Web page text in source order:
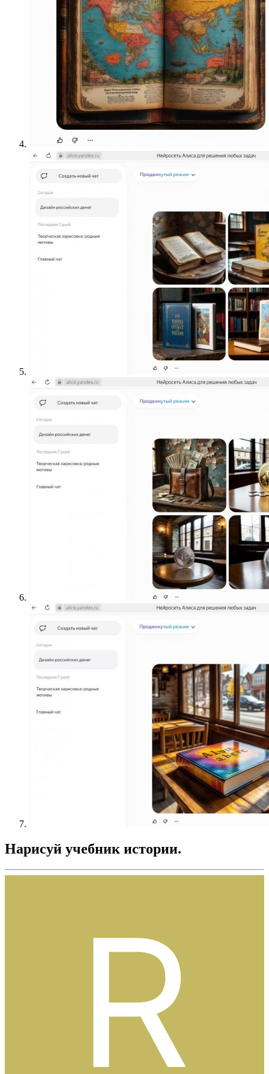
Нарисуй учебник истории.